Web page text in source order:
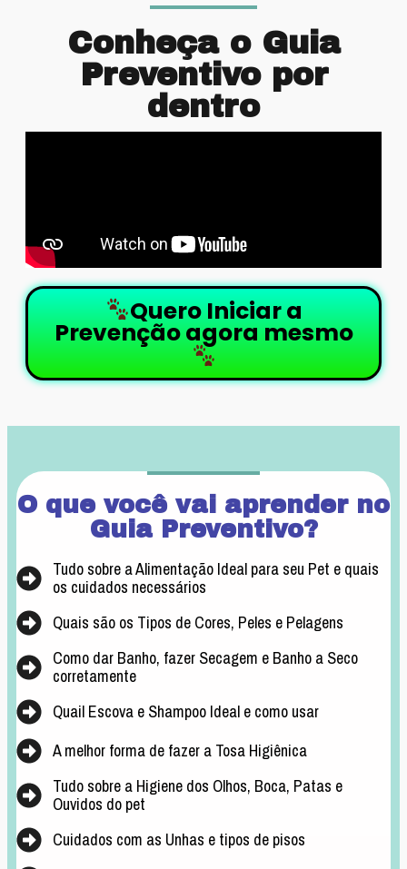
Conheça o Guia
Preventivo por
dentro
Quero Iniciar a
Prevenção agora mesmo
O que você vai aprender no
Guia Preventivo?
Tudo sobre a Alimentação Ideal para seu Pet e quais
os cuidados necessários
Quais são os Tipos de Cores, Peles e Pelagens
Como dar Banho, fazer Secagem e Banho a Seco
corretamente
Quail Escova e Shampoo Ideal e como usar
A melhor forma de fazer a Tosa Higiênica
Tudo sobre a Higiene dos Olhos, Boca, Patas e
Ouvidos do pet
Cuidados com as Unhas e tipos de pisos